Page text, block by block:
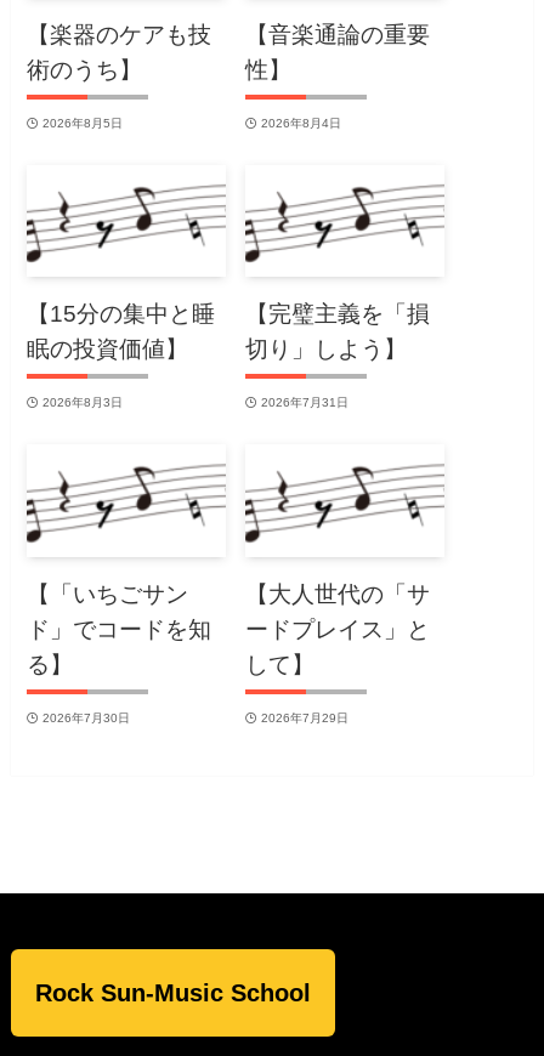
【楽器のケアも技
術のうち】
2026年8月5日
【音楽通論の重要
性】
2026年8月4日
【15分の集中と睡
眠の投資価値】
2026年8月3日
【完璧主義を「損
切り」しよう】
2026年7月31日
【「いちごサン
ド」でコードを知
る】
2026年7月30日
【大人世代の「サ
ードプレイス」と
して】
2026年7月29日
Rock Sun-Music School